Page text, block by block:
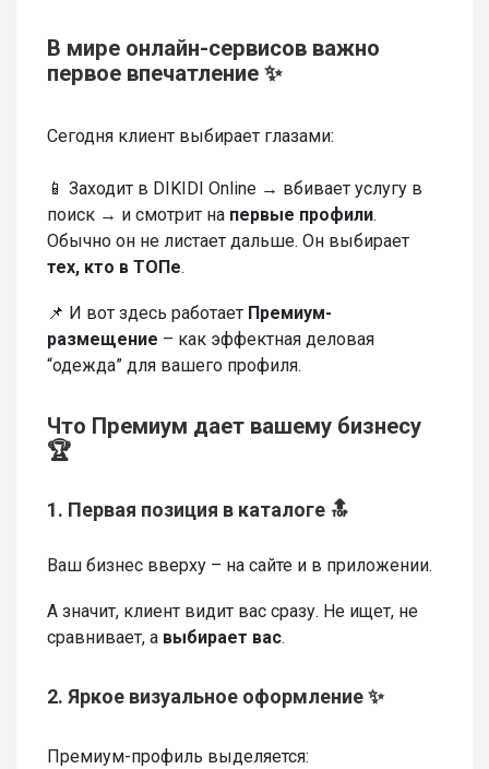
В мире онлайн-сервисов важно
первое впечатление ✨
Сегодня клиент выбирает глазами:
📱 Заходит в DIKIDI Online → вбивает услугу в
поиск → и смотрит на первые профили.
Обычно он не листает дальше. Он выбирает
тех, кто в ТОПе.
📌 И вот здесь работает Премиум-
размещение – как эффектная деловая
“одежда” для вашего профиля.
Что Премиум дает вашему бизнесу
🏆
1. Первая позиция в каталоге 🔝
Ваш бизнес вверху – на сайте и в приложении.
А значит, клиент видит вас сразу. Не ищет, не
сравнивает, а выбирает вас.
2. Яркое визуальное оформление ✨
Премиум-профиль выделяется: